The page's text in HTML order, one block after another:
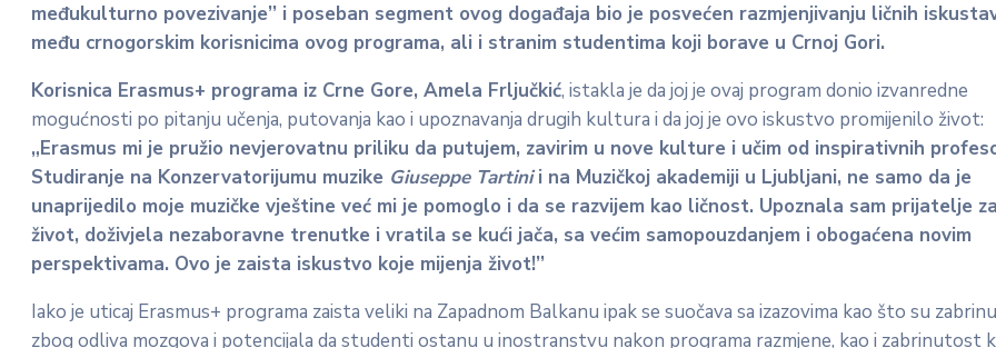
međukulturno povezivanje’’ i poseban segment ovog događaja bio je posvećen razmjenjivanju ličnih
među crnogorskim korisnicima ovog programa, ali i stranim studentima koji borave u Crnoj Gori.
Korisnica Erasmus+ programa iz Crne Gore, Amela Frljučkić, istakla je da joj je ovaj program donio izvanredne
mogućnosti po pitanju učenja, putovanja kao i upoznavanja drugih kultura i da joj je ovo iskustvo promijenilo život:
„Erasmus mi je pružio nevjerovatnu priliku da putujem, zavirim u nove kulture i učim od inspirativnih
Studiranje na Konzervatorijumu muzike Giuseppe Tartinii na Muzičkoj akademiji u Ljubljani, ne samo da je
unaprijedilo moje muzičke vještine već mi je pomoglo i da se razvijem kao ličnost. Upoznala sam prijatelje
život, doživjela nezaboravne trenutke i vratila se kući jača, sa većim samopouzdanjem i obogaćena novim
perspektivama. Ovo je zaista iskustvo koje mijenja život!’’
Iako je uticaj Erasmus+ programa zaista veliki na Zapadnom Balkanu ipak se suočava sa izazovima kao što su
zbog odliva mozgova i potencijala da studenti ostanu u inostranstvu nakon programa razmjene, kao i zabrinutost